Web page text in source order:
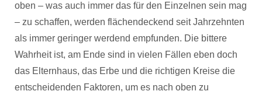
oben – was auch immer das für den Einzelnen sein mag
– zu schaffen, werden flächendeckend seit Jahrzehnten
als immer geringer werdend empfunden. Die bittere
Wahrheit ist, am Ende sind in vielen Fällen eben doch
das Elternhaus, das Erbe und die richtigen Kreise die
entscheidenden Faktoren, um es nach oben zu